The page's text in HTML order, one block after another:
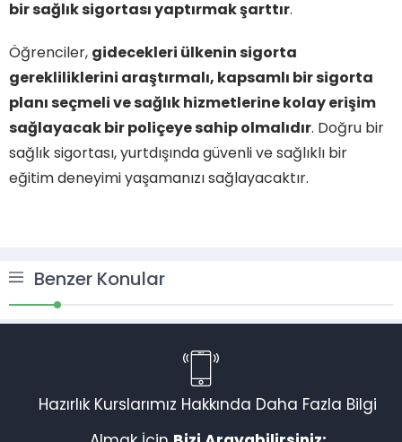
bir sağlık sigortası yaptırmak şarttır.
Öğrenciler, gidecekleri ülkenin sigorta
gerekliliklerini araştırmalı, kapsamlı bir sigorta
planı seçmeli ve sağlık hizmetlerine kolay erişim
sağlayacak bir poliçeye sahip olmalıdır. Doğru bir
sağlık sigortası, yurtdışında güvenli ve sağlıklı bir
eğitim deneyimi yaşamanızı sağlayacaktır.
Benzer Konular
Hazırlık Kurslarımız Hakkında Daha Fazla Bilgi